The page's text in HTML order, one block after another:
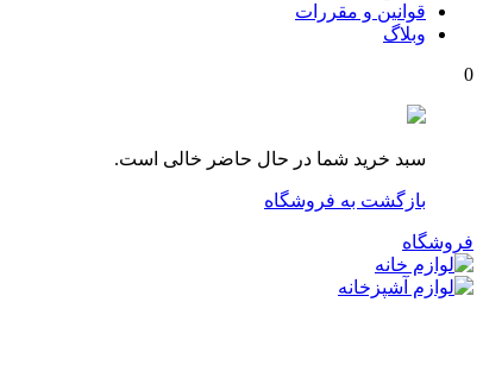
قوانین و مقررات
وبلاگ
0
سبد خرید شما در حال حاضر خالی است.
بازگشت به فروشگاه
فروشگاه